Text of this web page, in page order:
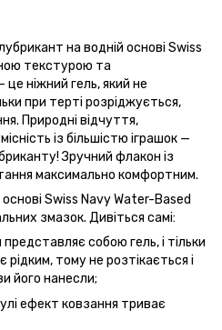
на водній основі Swiss
текстурою та
ніжний гель, який не
при терті розріджується,
Природні відчуття,
із більшістю іграшок —
Зручний флакон із
максимально комфортним.
Swiss Navy Water-Based
змазок. Дивіться самі:
собою гель, і тільки
рідким, тому не розтікається і
його нанесли;
ефект ковзання триває